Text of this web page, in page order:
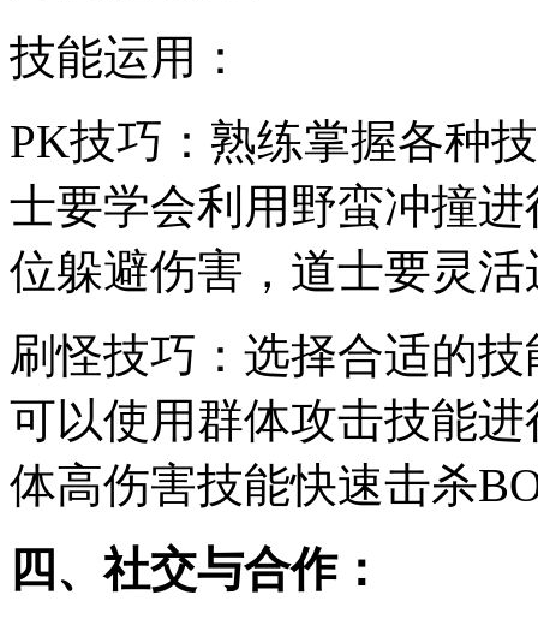
技能运用：
PK技巧：熟练掌握各种
士要学会利用野蛮冲撞
位躲避伤害，道士要灵
刷怪技巧：选择合适的
可以使用群体攻击技能
体高伤害技能快速击杀
四、社交与合作：